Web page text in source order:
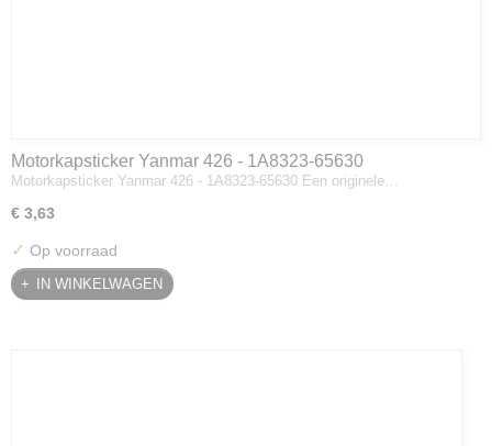
Motorkapsticker Yanmar 426 - 1A8323-65630
Motorkapsticker Yanmar 426 - 1A8323-65630 Een originele…
€ 3,63
✓ Op voorraad
IN WINKELWAGEN